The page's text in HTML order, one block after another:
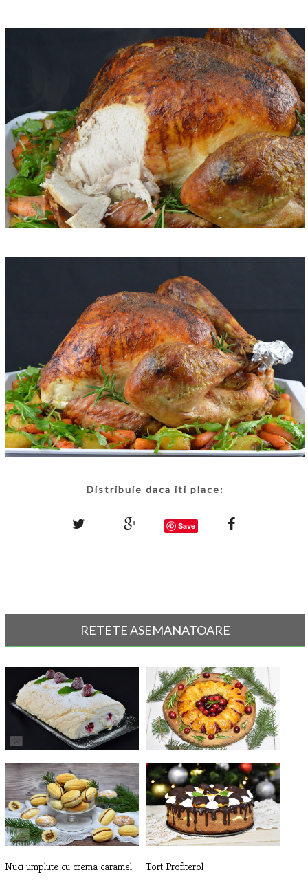
Distribuie daca iti place:
Save
RETETE ASEMANATOARE
Rulada de bezea, cu zmeura
Coronita aperitiv cu merisoare si
c[...]
Nuci umplute cu crema caramel Tort Profiterol